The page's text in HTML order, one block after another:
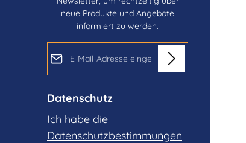
neue Produkte und Angebote
informiert zu werden.
E-Mail-Adresse*
Datenschutz
Ich habe die
Datenschutzbestimmungen